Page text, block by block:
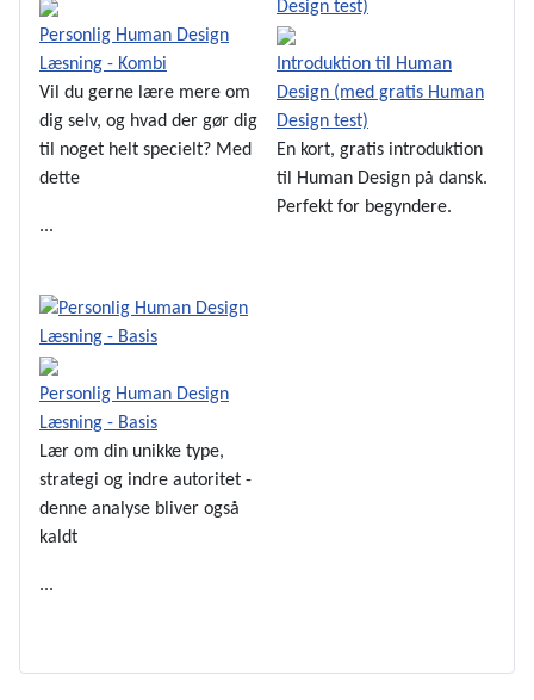
Personlig Human Design
Læsning - Kombi
Vil du gerne lære mere om
dig selv, og hvad der gør dig
til noget helt specielt? Med
dette
...
Introduktion til Human
Design (med gratis Human
Design test)
En kort, gratis introduktion
til Human Design på dansk.
Perfekt for begyndere.
Personlig Human Design
Læsning - Basis
Lær om din unikke type,
strategi og indre autoritet -
denne analyse bliver også
kaldt
...